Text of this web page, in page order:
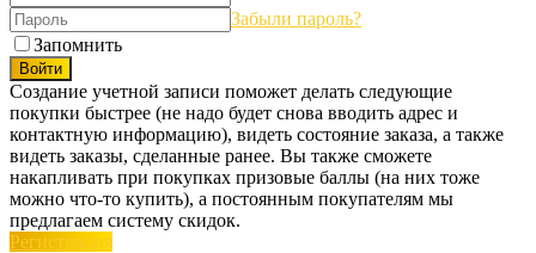
Забыли пароль?
Запомнить
Войти
Создание учетной записи поможет делать следующие
покупки быстрее (не надо будет снова вводить адрес и
контактную информацию), видеть состояние заказа, а также
видеть заказы, сделанные ранее. Вы также сможете
накапливать при покупках призовые баллы (на них тоже
можно что-то купить), а постоянным покупателям мы
предлагаем систему скидок.
Регистрация